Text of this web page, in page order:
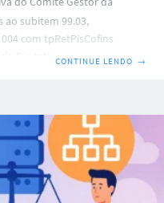
ao subitem 99.03,
com tpRetPisCofins
Executiva do Comitê
explicita que
fatos geradores do
cessão onerosa e
CONTINUE LENDO →